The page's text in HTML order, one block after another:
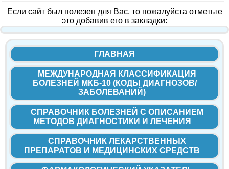
Если сайт был полезен для Вас, то пожалуйста отметьте
это добавив его в закладки:
ГЛАВНАЯ
МЕЖДУНАРОДНАЯ КЛАССИФИКАЦИЯ
БОЛЕЗНЕЙ МКБ-10 (КОДЫ ДИАГНОЗОВ/
ЗАБОЛЕВАНИЙ)
СПРАВОЧНИК БОЛЕЗНЕЙ С ОПИСАНИЕМ
МЕТОДОВ ДИАГНОСТИКИ И ЛЕЧЕНИЯ
СПРАВОЧНИК ЛЕКАРСТВЕННЫХ
ПРЕПАРАТОВ И МЕДИЦИНСКИХ СРЕДСТВ